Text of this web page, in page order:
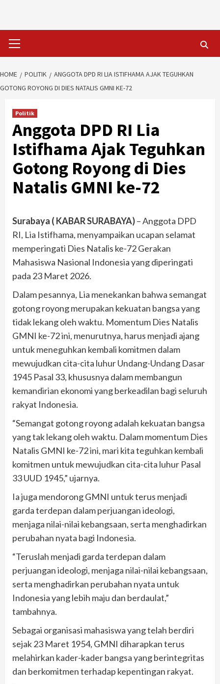
Menu
HOME POLITIK
ANGGOTA DPD RI LIA ISTIFHAMA AJAK TEGUHKAN
GOTONG ROYONG DI DIES NATALIS GMNI KE-72
Politik
Anggota DPD RI Lia
Istifhama Ajak Teguhkan
Gotong Royong di Dies
Natalis GMNI ke-72
Surabaya ( KABAR SURABAYA)– Anggota DPD
RI, Lia Istifhama, menyampaikan ucapan selamat
memperingati Dies Natalis ke-72 Gerakan
Mahasiswa Nasional Indonesia yang diperingati
pada 23 Maret 2026.
Dalam pesannya, Lia menekankan bahwa semangat
gotong royong merupakan kekuatan bangsa yang
tidak lekang oleh waktu. Momentum Dies Natalis
GMNI ke-72 ini, menurutnya, harus menjadi ajang
untuk meneguhkan kembali komitmen dalam
mewujudkan cita-cita luhur Undang-Undang Dasar
1945 Pasal 33, khususnya dalam membangun
kemandirian ekonomi yang berkeadilan bagi seluruh
rakyat Indonesia.
“Semangat gotong royong adalah kekuatan bangsa
yang tak lekang oleh waktu. Dalam momentum Dies
Natalis GMNI ke-72 ini, mari kita teguhkan kembali
komitmen untuk mewujudkan cita-cita luhur Pasal
33 UUD 1945,” ujarnya.
Ia juga mendorong GMNI untuk terus menjadi
garda terdepan dalam perjuangan ideologi,
menjaga nilai-nilai kebangsaan, serta menghadirkan
perubahan nyata bagi Indonesia.
“Teruslah menjadi garda terdepan dalam
perjuangan ideologi, menjaga nilai-nilai kebangsaan,
serta menghadirkan perubahan nyata untuk
Indonesia yang lebih maju dan berdaulat,”
tambahnya.
Sebagai organisasi mahasiswa yang telah berdiri
sejak 23 Maret 1954, GMNI diharapkan terus
melahirkan kader-kader bangsa yang berintegritas
dan berkomitmen terhadap kepentingan rakyat.